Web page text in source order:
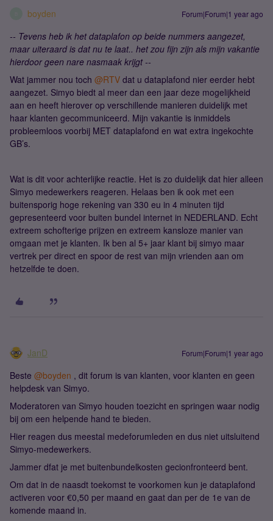
boyden Forum|Forum|1 year ago
-- Tevens heb ik het dataplafon op beide nummers aangezet,
maar uiteraard is dat nu te laat.. het zou fijn zijn als mijn vakantie
hierdoor geen nare nasmaak krijgt --
Wat jammer nou toch ​ @RTV dat u dataplafond nier eerder hebt
aangezet. Simyo biedt al meer dan een jaar deze mogelijkheid
aan en heeft hierover op verschillende manieren duidelijk met
haar klanten gecommuniceerd. Mijn vakantie is inmiddels
probleemloos voorbij MET dataplafond en wat extra ingekochte
GB’s.
Wat is dit voor achterlijke reactie. Het is zo duidelijk dat hier alleen
Simyo medewerkers reageren. Helaas ben ik ook met een
buitensporig hoge rekening van 330 eu in 4 minuten tijd
gepresenteerd voor buiten bundel internet in NEDERLAND. Echt
extreem schofterige prijzen en extreem kansloze manier van
omgaan met je klanten. Ik ben al 5+ jaar klant bij simyo maar
vertrek per direct en spoor de rest van mijn vrienden aan om
hetzelfde te doen.
JanD Forum|Forum|1 year ago
Beste ​ @boyden , dit forum is van klanten, voor klanten en geen
helpdesk van Simyo.
Moderatoren van Simyo houden toezicht en springen waar nodig
bij om een helpende hand te bieden.
Hier reagen dus meestal medeforumleden en dus niet uitsluitend
Simyo-medewerkers.
Jammer dfat je met buitenbundelkosten gecionfronteerd bent.
Om dat in de naasdt toekomst te voorkomen kun je dataplafond
activeren voor €0,50 per maand en gaat dan per de 1e van de
komende maand in.